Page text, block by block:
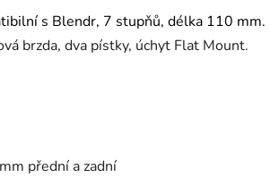
s Blendr, 7 stupňů, délka 110 mm.
brzda, dva pístky, úchyt Flat Mount.
přední a zadní